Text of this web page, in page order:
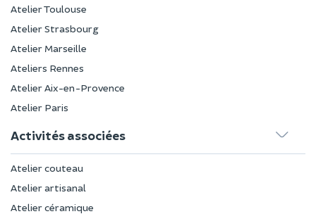
Atelier Toulouse
Atelier Strasbourg
Atelier Marseille
Ateliers Rennes
Atelier Aix-en-Provence
Atelier Paris
Activités associées
Atelier couteau
Atelier artisanal
Atelier céramique